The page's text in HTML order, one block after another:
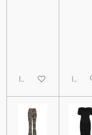
In winkelwagenIn